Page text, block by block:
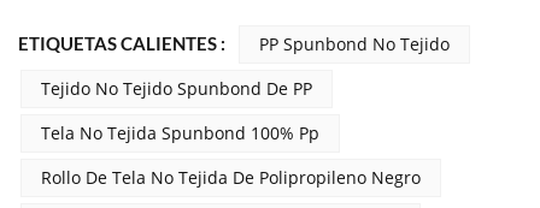
ETIQUETAS CALIENTES :
PP Spunbond No Tejido
Tejido No Tejido Spunbond De PP
Tela No Tejida Spunbond 100% Pp
Rollo De Tela No Tejida De Polipropileno Negro